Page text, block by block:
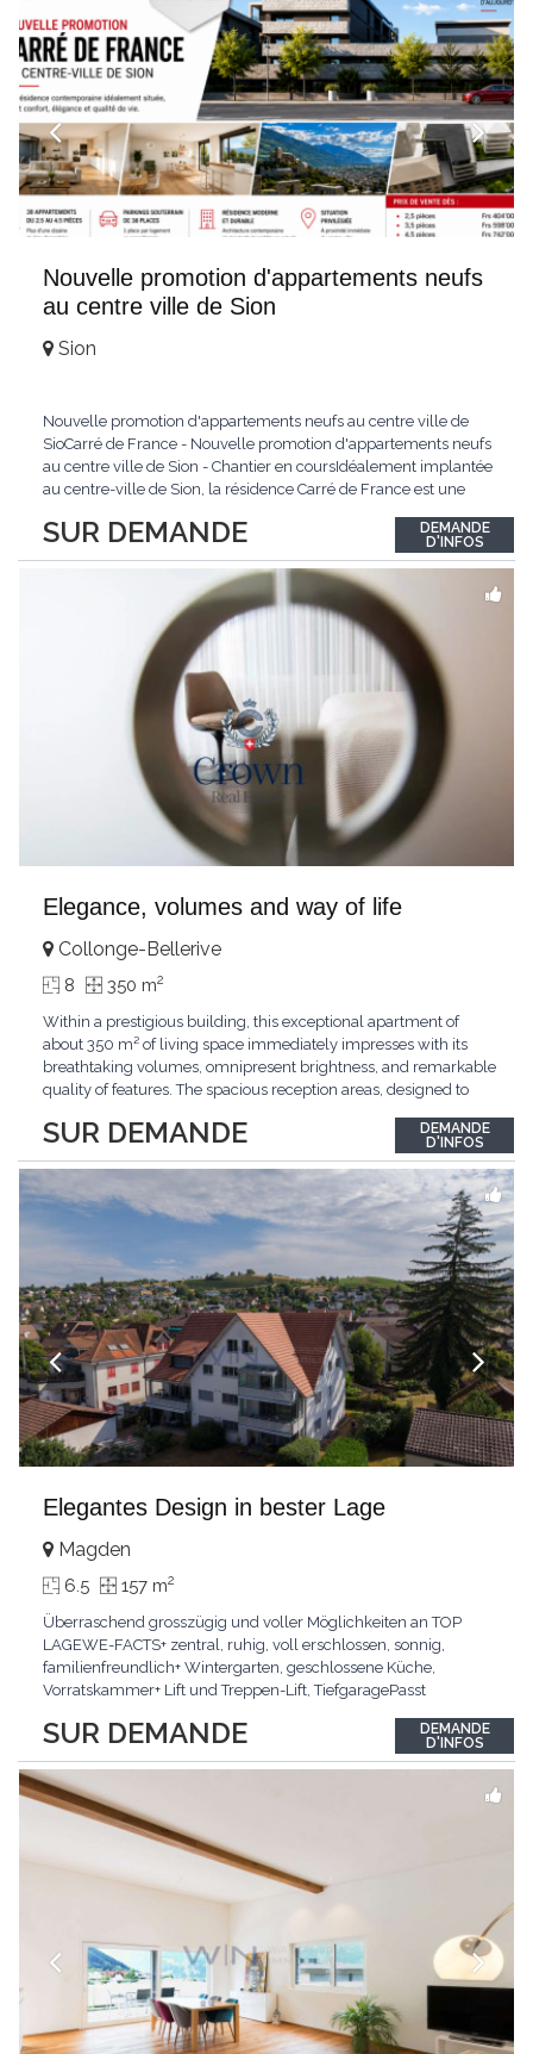
Nouvelle promotion d'appartements neufs
au centre ville de Sion
SUR DEMANDE
Sion
Nouvelle promotion d'appartements neufs au centre ville de
SioCarré de France - Nouvelle promotion d'appartements neufs
au centre ville de Sion - Chantier en coursIdéalement implantée
au centre-ville de Sion, la résidence Carré de France est une
contemporaine, qualité de vie et emplacement privilégié.Ce
projet d'envergure comprend 38...
DEMANDE
D'INFOS
Elegance, volumes and way of life
SUR DEMANDE
Collonge-Bellerive
8 350 m2
Within a prestigious building, this exceptional apartment of
about 350 m² of living space immediately impresses with its
breathtaking volumes, omnipresent brightness, and remarkable
quality of features. The spacious reception areas, designed to
outdoor spaces bathed in greenery. The bedrooms also have
direct access to the outdoors, offering...
DEMANDE
D'INFOS
Elegantes Design in bester Lage
SUR DEMANDE
Magden
6.5 157 m2
Überraschend grosszügig und voller Möglichkeiten an TOP
LAGEWE-FACTS+ zentral, ruhig, voll erschlossen, sonnig,
familienfreundlich+ Wintergarten, geschlossene Küche,
Vorratskammer+ Lift und Treppen-Lift, TiefgaragePasst
Wintergarten schaffen ein lichtdurchflutetes
Wunder.Interessiert? JETZT anrufen: +41 76 507 21 32
DEMANDE
D'INFOS